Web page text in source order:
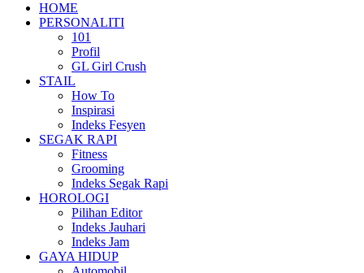
HOME
PERSONALITI
101
Profil
GL Girl Crush
STAIL
How To
Inspirasi
Indeks Fesyen
SEGAK RAPI
Fitness
Grooming
Indeks Segak Rapi
HOROLOGI
Pilihan Editor
Indeks Jauhari
Indeks Jam
GAYA HIDUP